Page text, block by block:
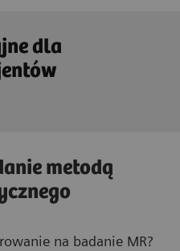
dla
metodą
na badanie MR?